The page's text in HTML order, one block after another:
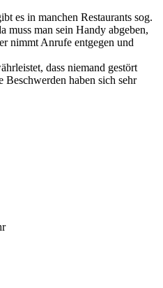
es in manchen Restaurants sog.
muss man sein Handy abgeben,
nimmt Anrufe entgegen und
dass niemand gestört
Beschwerden haben sich sehr